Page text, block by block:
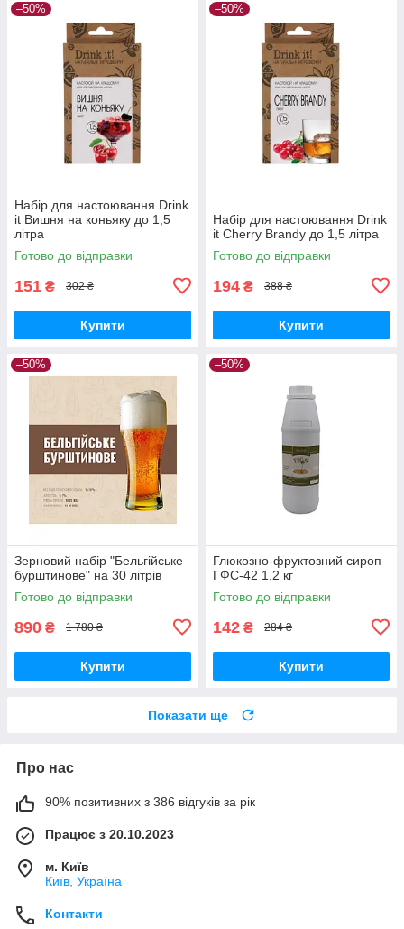
–50%
Набір для настоювання Drink
it Вишня на коньяку до 1,5
літра
Готово до відправки
151 ₴ 302 ₴
Купити
–50%
Набір для настоювання Drink
it Cherry Brandy до 1,5 літра
Готово до відправки
194 ₴ 388 ₴
Купити
–50%
Зерновий набір "Бельгійське
бурштинове" на 30 літрів
Готово до відправки
890 ₴ 1 780 ₴
Купити
–50%
Глюкозно-фруктозний сироп
ГФС-42 1,2 кг
Готово до відправки
142 ₴ 284 ₴
Купити
Показати ще
Про нас
90% позитивних з 386 відгуків за рік
Працює з 20.10.2023
м. Київ
Київ, Україна
Контакти